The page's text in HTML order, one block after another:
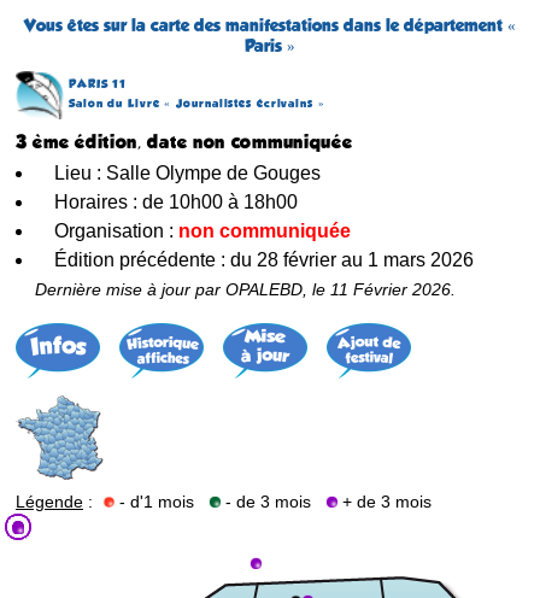
Vous êtes sur la carte des manifestations dans le département «
Paris »
PARIS 11
Salon du Livre « Journalistes écrivains »
3 ème édition, date non communiquée
Lieu : Salle Olympe de Gouges
Horaires : de 10h00 à 18h00
Organisation : non communiquée
Édition précédente : du 28 février au 1 mars 2026
Dernière mise à jour par OPALEBD, le 11 Février 2026.
Légende : - d'1 mois - de 3 mois + de 3 mois